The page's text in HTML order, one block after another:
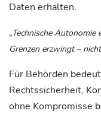
Daten erhalten.
„Technische
Grenzen erzwingt –
Für Behörden
Rechtssicherheit,
ohne Kompromisse